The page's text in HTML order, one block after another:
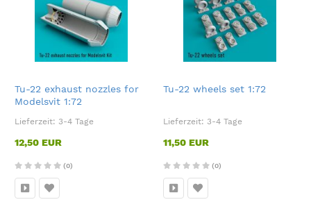
Tu-22 exhaust nozzles for
Modelsvit 1:72
Lieferzeit: 3-4 Tage
12,50 EUR
(0)
Tu-22 wheels set 1:72
Lieferzeit: 3-4 Tage
11,50 EUR
(0)